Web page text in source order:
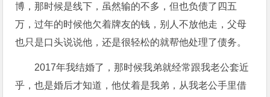
博，那时候是线下，虽然输的不多，但也负债了四五
万，过年的时候他欠着牌友的钱，别人不放他走，父母
也只是口头说说他，还是很轻松的就帮他处理了债务。
2017年我结婚了，那时候我弟就经常跟我老公套近
乎，也是婚后才知道，他仗着是我弟，从我老公手里借